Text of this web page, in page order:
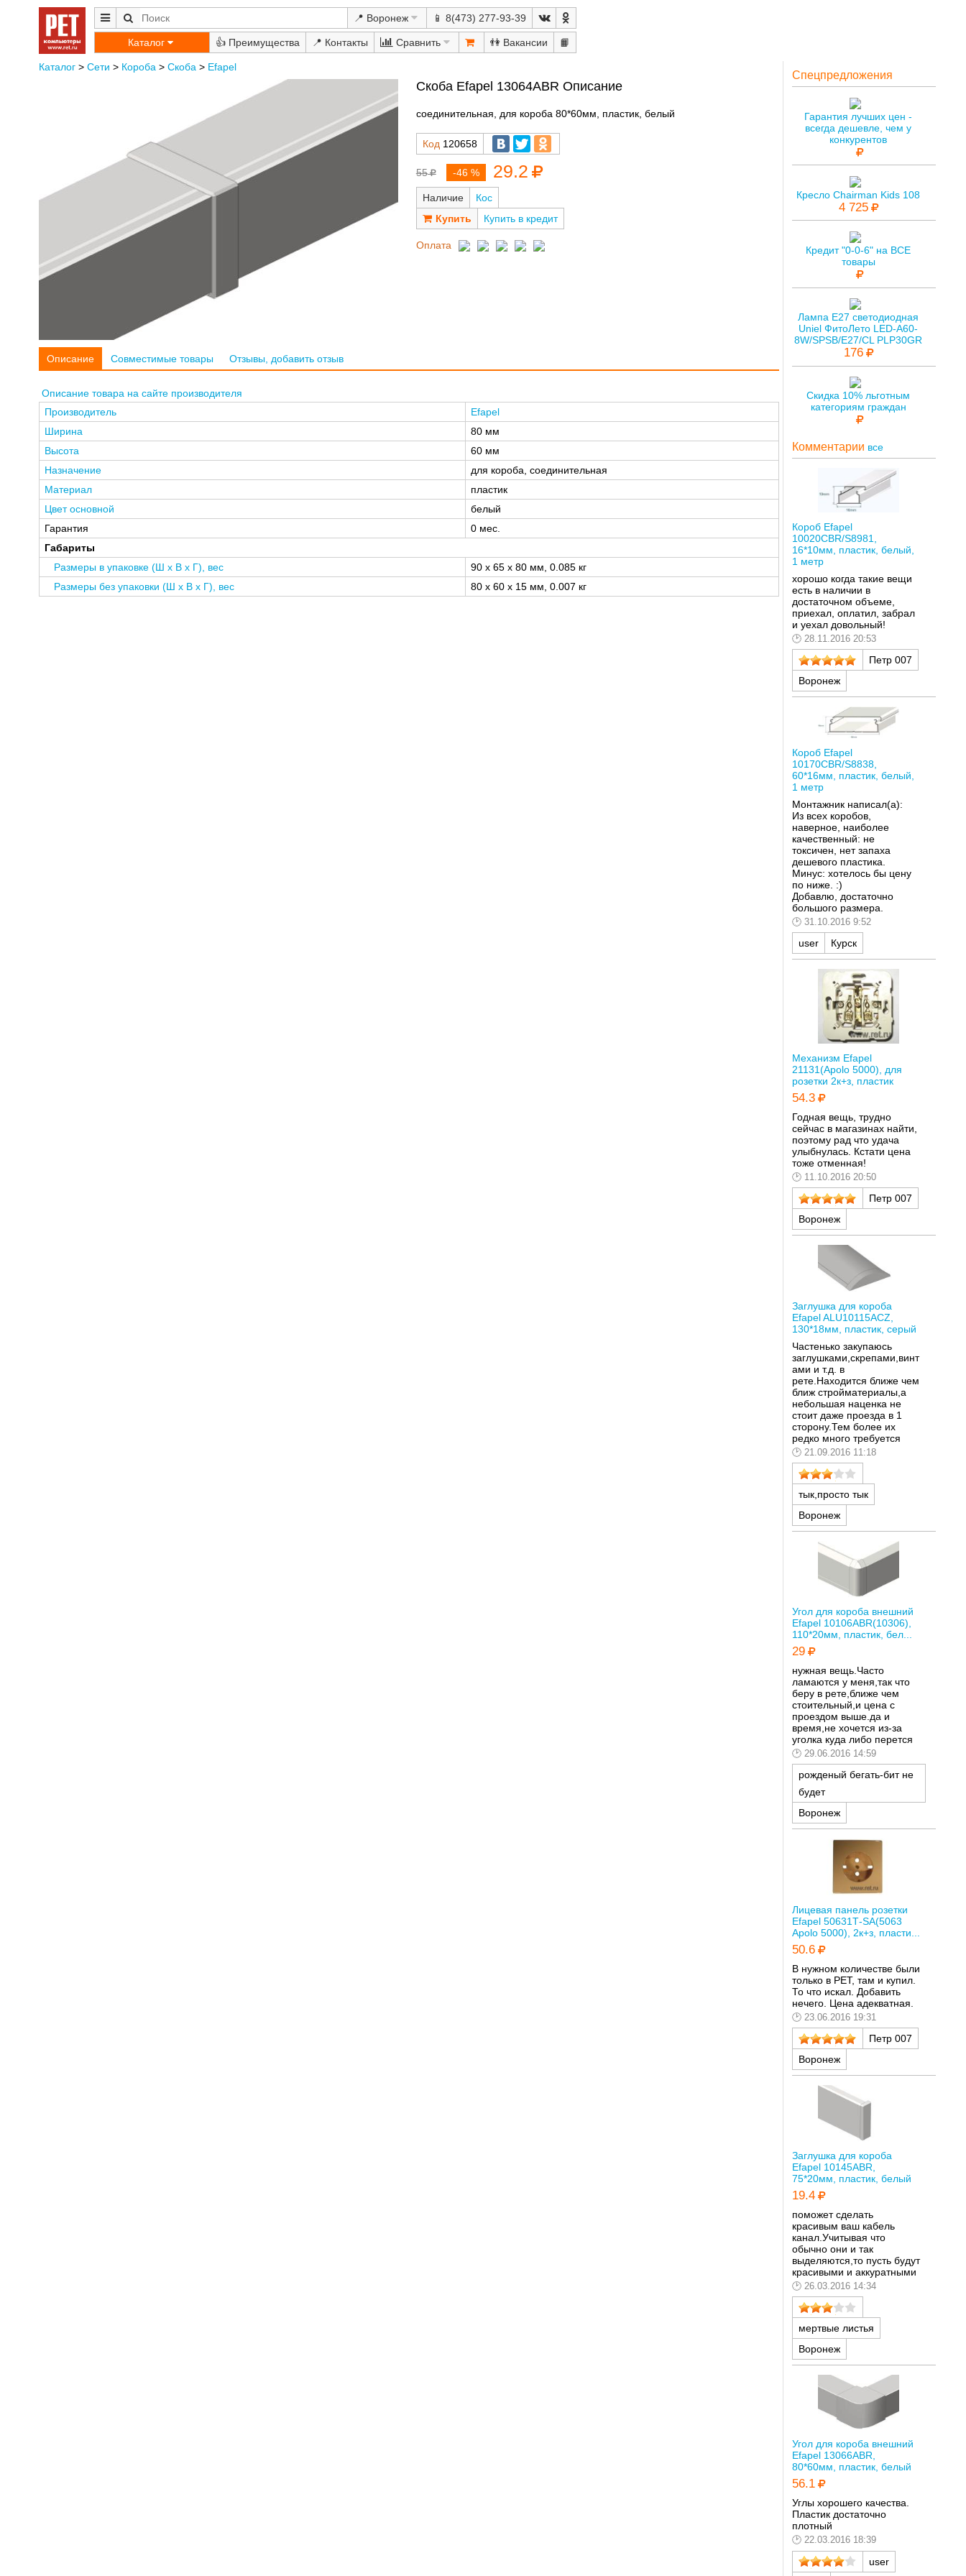
📍 Воронеж 📱 8(473) 277-93-39
Каталог 👍 📍 Сравнить 👫 📙
Каталог> Сети > Короба > Скоба > Efapel
Скоба Efapel 13064ABR Описание
соединительная, для короба 80*60мм, пластик, белый
Код 120658
55 -46 % 29.2
Наличие
Кос
Купить в кредит
Оплата
Описание Совместимые товары Отзывы, добавить отзыв
Описание товара на сайте производителя
Производитель
Efapel
Ширина
80 мм
Высота
60 мм
Назначение
для короба, соединительная
Материал
пластик
Цвет основной
белый
Гарантия
0 мес.
Габариты
Размеры в упаковке (Ш x В x Г), вес
90 x 65 x 80 мм, 0.085 кг
Размеры без упаковки (Ш x В x Г), вес
80 x 60 x 15 мм, 0.007 кг
Спецпредложения
Гарантия лучших цен -
всегда дешевле, чем у
конкурентов
Кресло Chairman Kids 108
4 725
Кредит "0-0-6" на ВСЕ
товары
Лампа E27 светодиодная
Uniel ФитоЛето LED-A60-
8W/SPSB/E27/CL PLP30GR
176
Скидка 10% льготным
категориям граждан
Комментарии все
Короб Efapel
10020CBR/S8981,
16*10мм, пластик, белый,
1 метр
хорошо когда такие вещи
есть в наличии в
достаточном объеме,
приехал, оплатил, забрал
и уехал довольный!
28.11.2016 20:53
Петр 007
Воронеж
Короб Efapel
10170CBR/S8838,
60*16мм, пластик, белый,
1 метр
Монтажник написал(а):
Из всех коробов,
наверное, наиболее
качественный: не
токсичен, нет запаха
дешевого пластика.
Минус: хотелось бы цену
по ниже. :)
Добавлю, достаточно
большого размера.
31.10.2016 9:52
user Курск
Механизм Efapel
21131(Apolo 5000), для
розетки 2к+з, пластик
54.3
Годная вещь, трудно
сейчас в магазинах найти,
поэтому рад что удача
улыбнулась. Кстати цена
тоже отменная!
11.10.2016 20:50
Петр 007
Воронеж
Заглушка для короба
Efapel ALU10115ACZ,
130*18мм, пластик, серый
Частенько закупаюсь
заглушками,скрепами,винт
ами и т.д. в
рете.Находится ближе чем
ближ стройматериалы,а
небольшая наценка не
стоит даже проезда в 1
сторону.Тем более их
редко много требуется
21.09.2016 11:18
тык,просто тык
Воронеж
Угол для короба внешний
Efapel 10106ABR(10306),
110*20мм, пластик, бел...
29
нужная вещь.Часто
ламаются у меня,так что
беру в рете,ближе чем
стоительный,и цена с
проездом выше.да и
время,не хочется из-за
уголка куда либо перется
29.06.2016 14:59
рожденый бегать-бит не
будет
Воронеж
Лицевая панель розетки
Efapel 50631Т-SA(5063
Apolo 5000), 2к+з, пласти...
50.6
В нужном количестве были
только в РЕТ, там и купил.
То что искал. Добавить
нечего. Цена адекватная.
23.06.2016 19:31
Петр 007
Воронеж
Заглушка для короба
Efapel 10145ABR,
75*20мм, пластик, белый
19.4
поможет сделать
красивым ваш кабель
канал.Учитывая что
обычно они и так
выделяются,то пусть будут
красивыми и аккуратными
26.03.2016 14:34
мертвые листья
Воронеж
Угол для короба внешний
Efapel 13066ABR,
80*60мм, пластик, белый
56.1
Углы хорошего качества.
Пластик достаточно
плотный
22.03.2016 18:39
user